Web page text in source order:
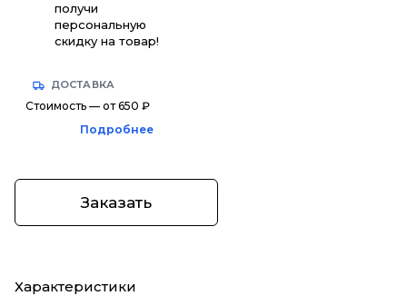
получи
персональную
скидку на товар!
ДОСТАВКА
Стоимость — от 650 ₽
Подробнее
Заказать
Характеристики